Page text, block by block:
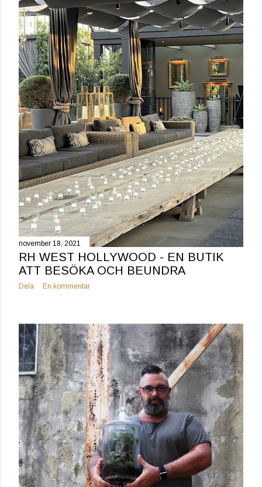
g
g
november 18, 2021
RH WEST HOLLYWOOD - EN BUTIK
ATT BESÖKA OCH BEUNDRA
Dela En kommentar